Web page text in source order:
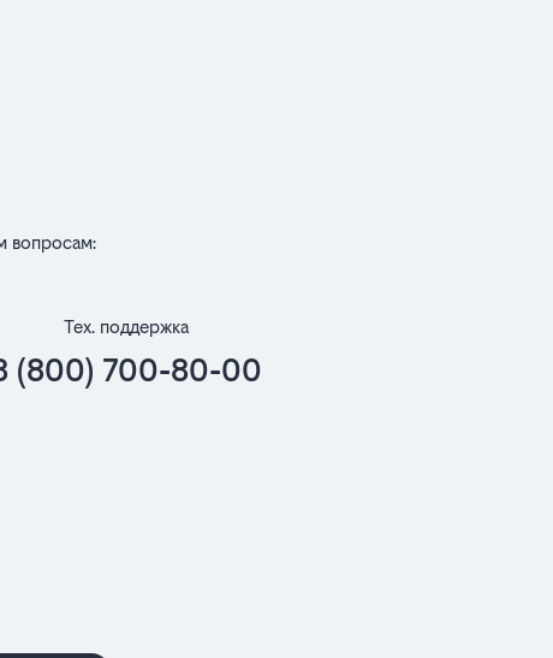
вопросам:
Тех. поддержка
(800) 700-80-00